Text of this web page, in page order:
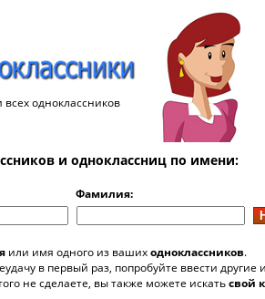
всех одноклассников
и одноклассниц по имени:
Фамилия:
или имя одного из вашиходноклассников.
в первый раз, попробуйте ввести
не сделаете, вы также можете искатьсвой